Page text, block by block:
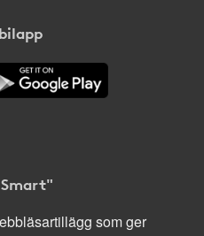
som ger